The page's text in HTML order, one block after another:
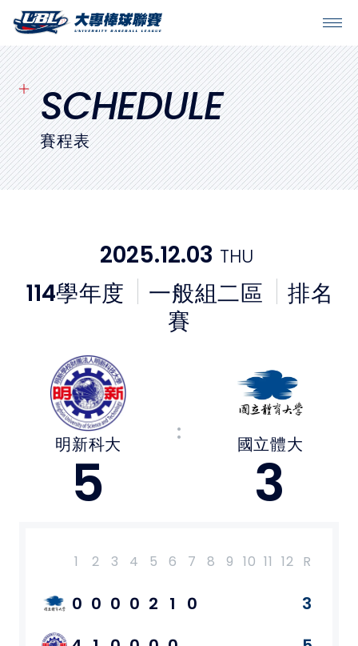
SITEMAP
首頁
球隊戰績
賽程表
比賽場地
媒體文章
下載專區
聯絡我們
隱私權政策
網站使用條款
SCHEDULE
賽程表
2025.12.03 THU
114學年度 一般組二區
排名
賽
明新科大
5
: 國立體大
3
1 2 3 4 5 6 7 8 9 10 11 12 R
0 0 0 0 2 1 0 3